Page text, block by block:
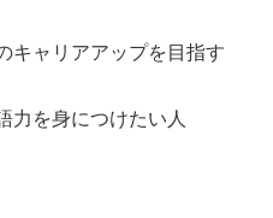
キャリアアップを目指す
力を身につけたい人